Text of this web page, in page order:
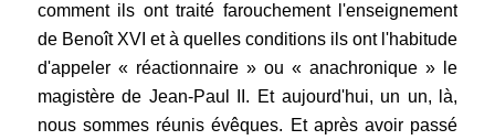
comment ils ont traité farouchement l'enseignement
de Benoît XVI et à quelles conditions ils ont l'habitude
d'appeler « réactionnaire » ou « anachronique » le
magistère de Jean-Paul II. Et aujourd'hui, un un, là,
nous sommes réunis évêques. Et après avoir passé